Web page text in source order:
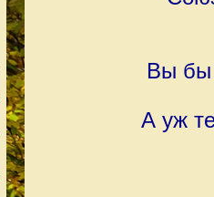
Вы бы
А уж